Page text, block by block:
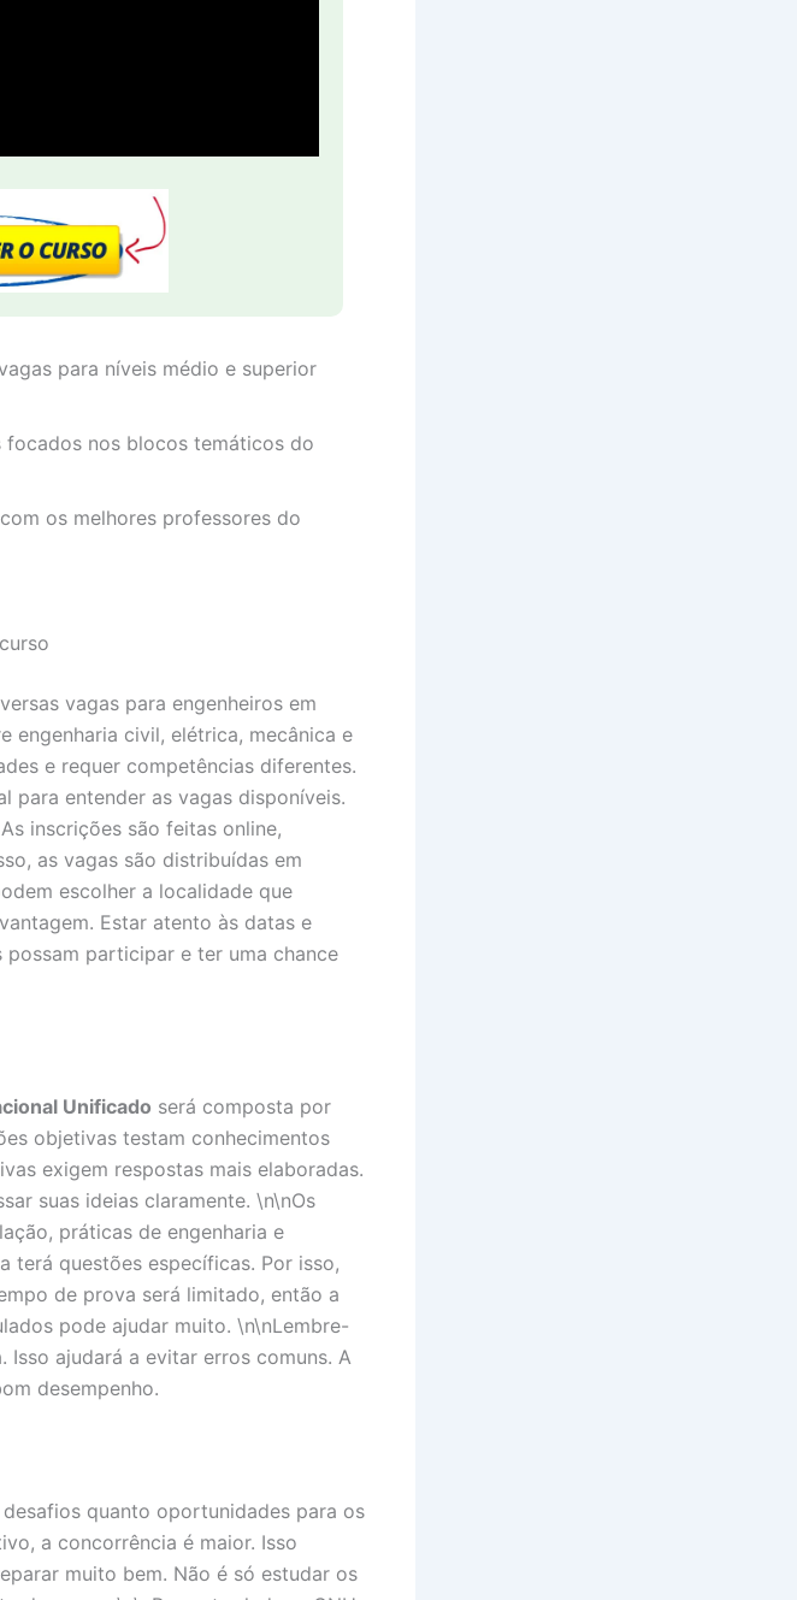
para níveis médio e superior
focados nos blocos temáticos do
os melhores professores do
vagas para engenheiros em
engenharia civil, elétrica, mecânica e
e requer competências diferentes.
para entender as vagas disponíveis.
inscrições são feitas online,
as vagas são distribuídas em
escolher a localidade que
Estar atento às datas e
participar e ter uma chance
Unificado será composta por
objetivas testam conhecimentos
exigem respostas mais elaboradas.
suas ideias claramente. \n\nOs
práticas de engenharia e
terá questões específicas. Por isso,
de prova será limitado, então a
pode ajudar muito. \n\nLembre-
ajudará a evitar erros comuns. A
desempenho.
quanto oportunidades para os
a concorrência é maior. Isso
muito bem. Não é só estudar os